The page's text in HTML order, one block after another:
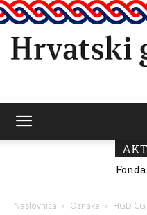
Naslovnica Oznake HGD CG